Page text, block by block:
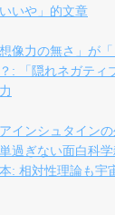
いや」的文章
像力の無さ」が
: 「隠れネガティ
インシュタイン
過ぎない面白科
: 相対性理論も宇